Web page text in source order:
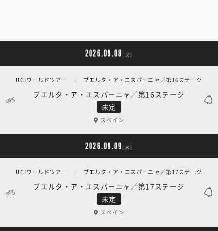
2026.09.08 [火]
未定
ブエルタ・ア・エスパーニャ／第16ステージ
UCIワールドツアー | ブエルタ・ア・エスパーニャ／第16ステージ
スペイン
2026.09.09 [水]
未定
ブエルタ・ア・エスパーニャ／第17ステージ
UCIワールドツアー | ブエルタ・ア・エスパーニャ／第17ステージ
スペイン